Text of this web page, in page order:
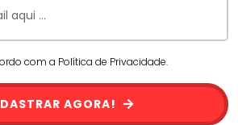
com a Política de Privacidade.
AGORA!